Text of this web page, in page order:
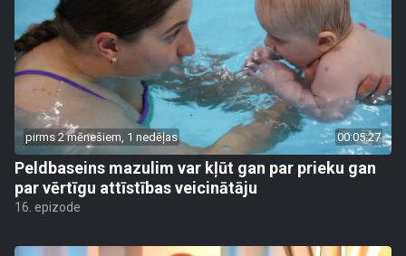
pirms 2 mēnešiem, 1 nedēļas 00:05:27
Peldbaseins mazulim var kļūt gan par prieku gan
par vērtīgu attīstības veicinātāju
16. epizode